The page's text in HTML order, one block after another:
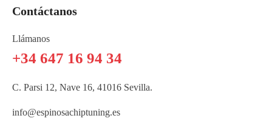
Contáctanos
Llámanos
+34 647 16 94 34
C. Parsi 12, Nave 16, 41016 Sevilla.
info@espinosachiptuning.es